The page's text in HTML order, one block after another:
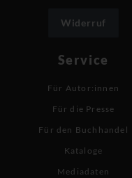
Widerruf
Service
Für Autor:innen
Für die Presse
Für den Buchhandel
Kataloge
Mediadaten